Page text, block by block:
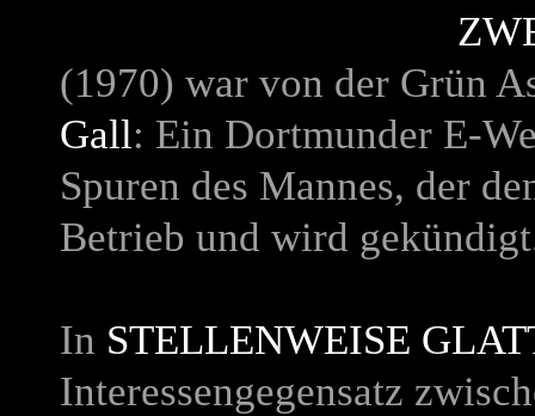
(1970) war von der Grün
Gall: Ein Dortmunder E-
Spuren des Mannes, der
Betrieb und wird
In STELLENWEISE
Interessengegensatz